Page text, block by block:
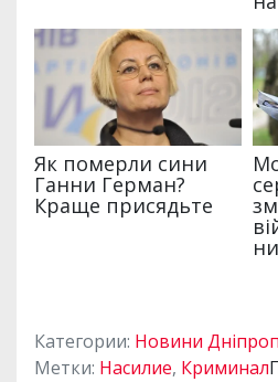
Категории: Новини
Метки: Насилие, Криминал